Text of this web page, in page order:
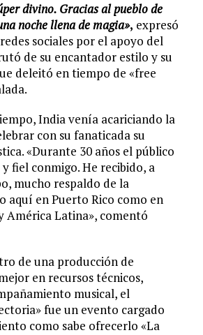
divino. Gracias al pueblo de
noche llena de magia», expresó
sociales por el apoyo del
de su encantador estilo y su
deleitó en tiempo de «free
India venía acariciando la
con su fanaticada su
«Durante 30 años el público
fiel conmigo. He recibido, a
mucho respaldo de la
aquí en Puerto Rico como en
América Latina», comentó
de una producción de
en recursos técnicos,
musical, el
fue un evento cargado
como sabe ofrecerlo «La